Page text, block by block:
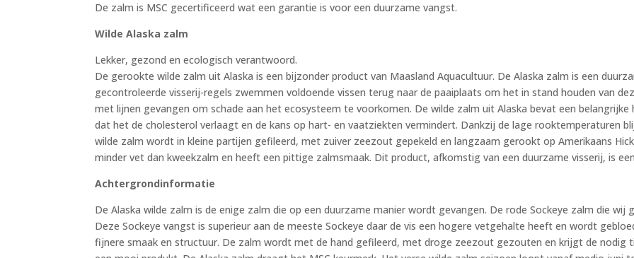
De zalm is MSC gecertificeerd wat een garantie is voor een duurzame vangst.
Wilde Alaska zalm
Lekker, gezond en ecologisch verantwoord.
De gerookte wilde zalm uit Alaska is een bijzonder product van Maasland Aquacultuur. De Alaska zalm is een
gecontroleerde visserij-regels zwemmen voldoende vissen terug naar de paaiplaats om het in stand houden van
met lijnen gevangen om schade aan het ecosysteem te voorkomen. De wilde zalm uit Alaska bevat een belangrijke
dat het de cholesterol verlaagt en de kans op hart- en vaatziekten vermindert. Dankzij de lage rooktemperaturen
wilde zalm wordt in kleine partijen gefileerd, met zuiver zeezout gepekeld en langzaam gerookt op Amerikaans
minder vet dan kweekzalm en heeft een pittige zalmsmaak. Dit product, afkomstig van een duurzame visserij, is
Achtergrondinformatie
De Alaska wilde zalm is de enige zalm die op een duurzame manier wordt gevangen. De rode Sockeye zalm die
Deze Sockeye vangst is superieur aan de meeste Sockeye daar de vis een hogere vetgehalte heeft en wordt
fijnere smaak en structuur. De zalm wordt met de hand gefileerd, met droge zeezout gezouten en krijgt de